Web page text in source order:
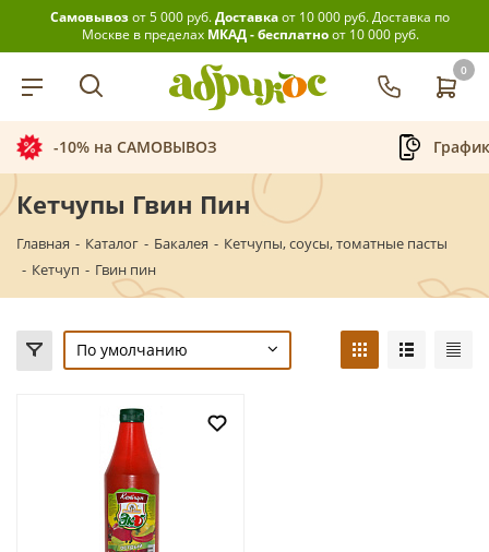
Самовывозот 5 000 руб.Доставкаот 10 000 руб.Доставка по
Москве в пределах МКАД - бесплатноот 10 000 руб.
0
-10% на САМОВЫВОЗ
Кетчупы Гвин Пин
Главная - Каталог - Бакалея - Кетчупы, соусы, томатные пасты
- Кетчуп - Гвин пин
По умолчанию